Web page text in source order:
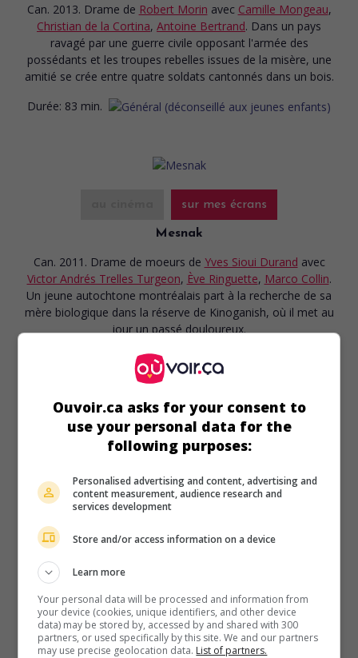
Can. 2013. Drame de Robert Morin avec Camille Mongeau,
Christian de la Cortina, Antoine Bertrand. Dans un pays
ravagé par une guerre civile opposant l'armée des
possédants et les troupes rebelles issues de la misère, une
amitié se crée entre quatre soldats cantonnés dans un bois.
Durée: 83 min.
sur mes écrans
Mesnak
Can. 2011. Drame de moeurs de Yves Sioui Durand avec
Victor Andrés Trelles Turgeon, Ève Ringuette, Marco Collin.
Un jeune autochtone montréalais part à la recherche de sa
mère biologique dans la réserve de Kinoganish, où il met au
jour un passé douloureux.
Journal d'un coopérant
Can. 2010. Drame social
Morin,Jani Alban ,Patrice Faye. Caméra au poing, un
électronicien québécois rend compte au jour le jour de son
expérience de coopérant au sein d'une ONG en Afrique
noire.
Durée: 91 min.
Ouvoir.ca asks for your consent to
use your personal data for the
following purposes:
Personalised advertising and content, advertising and
content measurement, audience research and
services development
Store and/or access information on a device
Learn more
Your personal data will be processed and information from
your device (cookies, unique identifiers, and other device
data) may be stored by, accessed by and shared with 300
partners, or used specifically by this site. We and our partners
may use precise geolocation data. List of partners.